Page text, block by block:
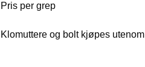
Pris per grep
Klomuttere og bolt kjøpes utenom